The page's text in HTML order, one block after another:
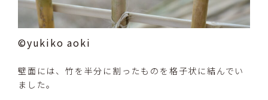
©yukiko aoki
壁面には、竹を半分に割ったものを格子状に結んでい
ました。